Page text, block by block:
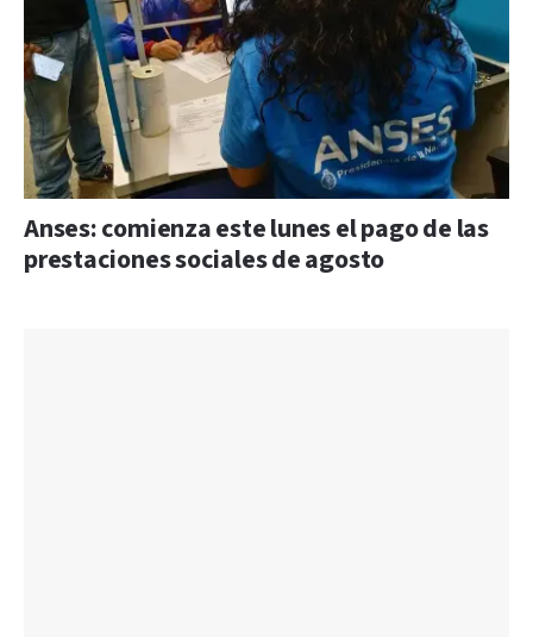
Anses: comienza este lunes el pago de las
prestaciones sociales de agosto